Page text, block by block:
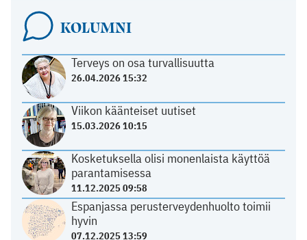
KOLUMNI
Terveys on osa turvallisuutta
26.04.2026 15:32
Viikon käänteiset uutiset
15.03.2026 10:15
Kosketuksella olisi monenlaista käyttöä
parantamisessa
11.12.2025 09:58
Espanjassa perusterveydenhuolto toimii
hyvin
07.12.2025 13:59